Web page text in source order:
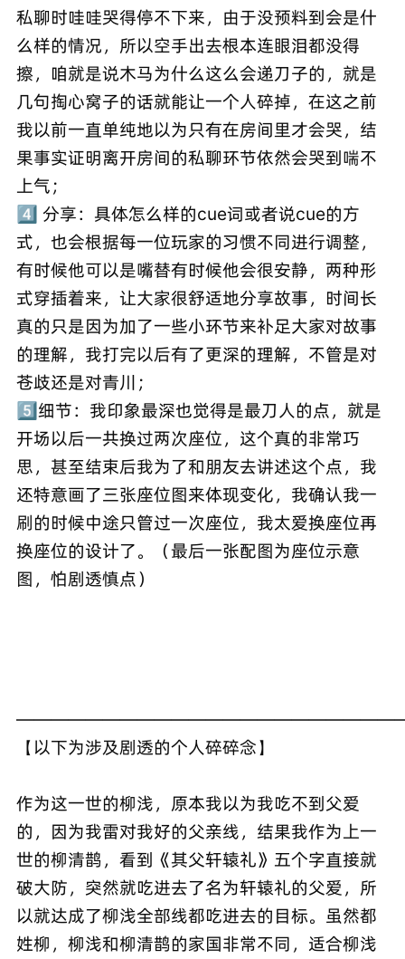
私聊时哇哇哭得停不下来，由于没预料到会是什
么样的情况，所以空手出去根本连眼泪都没得
擦，咱就是说木马为什么这么会递刀子的，就是
几句掏心窝子的话就能让一个人碎掉，在这之前
我以前一直单纯地以为只有在房间里才会哭，结
果事实证明离开房间的私聊环节依然会哭到喘不
上气；
4️⃣ 分享：具体怎么样的cue词或者说cue的方
式，也会根据每一位玩家的习惯不同进行调整，
有时候他可以是嘴替有时候他会很安静，两种形
式穿插着来，让大家很舒适地分享故事，时间长
真的只是因为加了一些小环节来补足大家对故事
的理解，我打完以后有了更深的理解，不管是对
苍歧还是对青川；
5️⃣细节：我印象最深也觉得是最刀人的点，就是
开场以后一共换过两次座位，这个真的非常巧
思，甚至结束后我为了和朋友去讲述这个点，我
还特意画了三张座位图来体现变化，我确认我一
刷的时候中途只管过一次座位，我太爱换座位再
换座位的设计了。（最后一张配图为座位示意
图，怕剧透慎点）
【以下为涉及剧透的个人碎碎念】
作为这一世的柳浅，原本我以为我吃不到父爱
的，因为我雷对我好的父亲线，结果我作为上一
世的柳清鹊，看到《其父轩辕礼》五个字直接就
破大防，突然就吃进去了名为轩辕礼的父爱，所
以就达成了柳浅全部线都吃进去的目标。虽然都
姓柳，柳浅和柳清鹊的家国非常不同，适合柳浅